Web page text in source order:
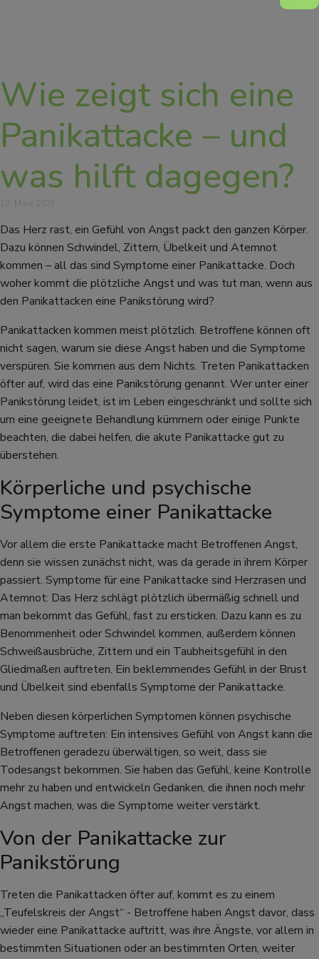
Wie zeigt sich eine
Panikattacke – und
was hilft dagegen?
Das Herz rast, ein Gefühl von Angst packt den ganzen Körper.
Dazu können Schwindel, Zittern, Übelkeit und Atemnot
kommen – all das sind Symptome einer Panikattacke. Doch
woher kommt die plötzliche Angst und was tut man, wenn aus
den Panikattacken eine Panikstörung wird?
Panikattacken kommen meist plötzlich. Betroffene können oft
nicht sagen, warum sie diese Angst haben und die Symptome
verspüren. Sie kommen aus dem Nichts. Treten Panikattacken
öfter auf, wird das eine Panikstörung genannt. Wer unter einer
Panikstörung leidet, ist im Leben eingeschränkt und sollte sich
um eine geeignete Behandlung kümmern oder einige Punkte
beachten, die dabei helfen, die akute Panikattacke gut zu
überstehen.
Körperliche und psychische
Symptome einer Panikattacke
Vor allem die erste Panikattacke macht Betroffenen Angst,
denn sie wissen zunächst nicht, was da gerade in ihrem Körper
passiert. Symptome für eine Panikattacke sind Herzrasen und
Atemnot: Das Herz schlägt plötzlich übermäßig schnell und
man bekommt das Gefühl, fast zu ersticken. Dazu kann es zu
Benommenheit oder Schwindel kommen, außerdem können
Schweißausbrüche, Zittern und ein Taubheitsgefühl in den
Gliedmaßen auftreten. Ein beklemmendes Gefühl in der Brust
und Übelkeit sind ebenfalls Symptome der Panikattacke.
Neben diesen körperlichen Symptomen können psychische
Symptome auftreten: Ein intensives Gefühl von Angst kann die
Betroffenen geradezu überwältigen, so weit, dass sie
Todesangst bekommen. Sie haben das Gefühl, keine Kontrolle
mehr zu haben und entwickeln Gedanken, die ihnen noch mehr
Angst machen, was die Symptome weiter verstärkt.
Von der Panikattacke zur
Panikstörung
Treten die Panikattacken öfter auf, kommt es zu einem
„Teufelskreis der Angst“ - Betroffene haben Angst davor, dass
wieder eine Panikattacke auftritt, was ihre Ängste, vor allem in
bestimmten Situationen oder an bestimmten Orten, weiter